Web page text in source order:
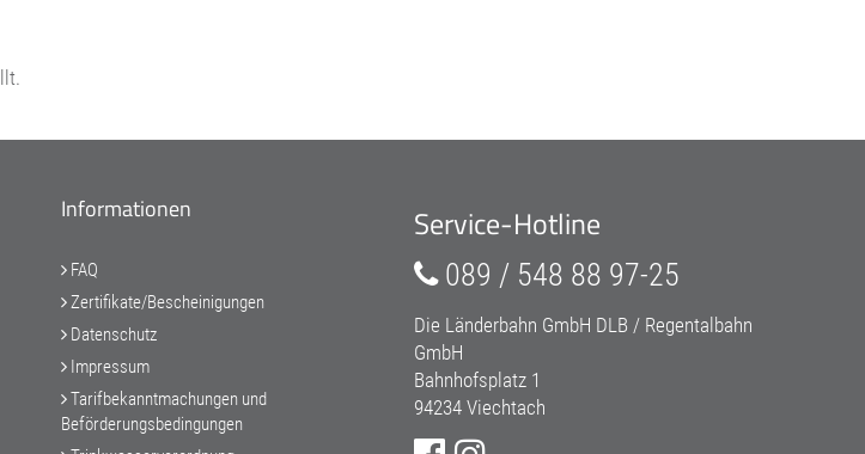
Informationen
FAQ
Zertifikate/Bescheinigungen
Datenschutz
Impressum
Tarifbekanntmachungen und
Beförderungsbedingungen
Service-Hotline
089 / 548 88 97-25
Die Länderbahn GmbH DLB / Regentalbahn
GmbH
Bahnhofsplatz 1
94234 Viechtach